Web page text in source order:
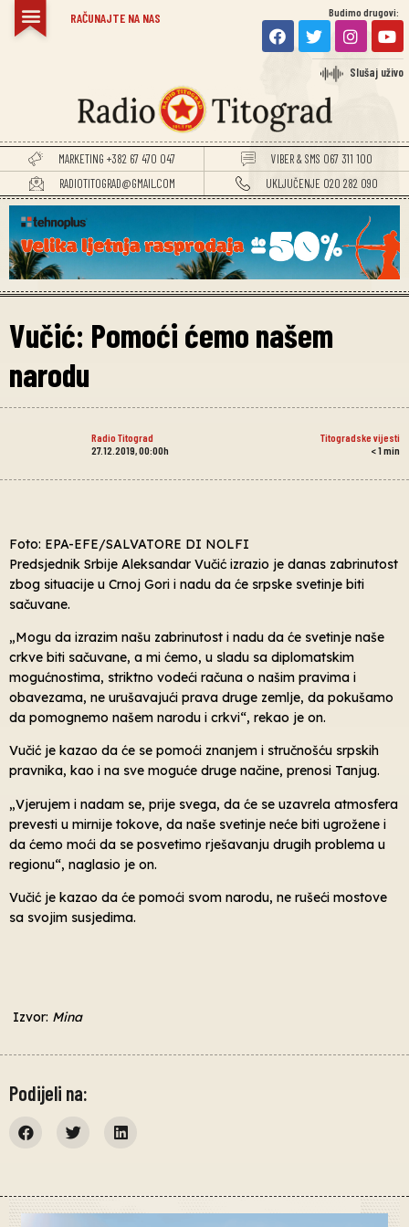
RAČUNAJTE NA NAS Budimo drugovi:
Slušaj uživo
MARKETING +382 67 470 047
VIBER & SMS 067 311 100
RADIOTITOGRAD@GMAIL.COM
UKLJUČENJE 020 282 090
Vučić: Pomoći ćemo našem
narodu
Radio Titograd
Titogradske vijesti
27.12.2019, 00:00h
< 1 min
Foto: EPA-EFE/SALVATORE DI NOLFI
Predsjednik Srbije Aleksandar Vučić izrazio je danas zabrinutost
zbog situacije u Crnoj Gori i nadu da će srpske svetinje biti
sačuvane.
„Mogu da izrazim našu zabrinutost i nadu da će svetinje naše
crkve biti sačuvane, a mi ćemo, u sladu sa diplomatskim
mogućnostima, striktno vodeći računa o našim pravima i
obavezama, ne urušavajući prava druge zemlje, da pokušamo
da pomognemo našem narodu i crkvi“, rekao je on.
Vučić je kazao da će se pomoći znanjem i stručnošću srpskih
pravnika, kao i na sve moguće druge načine, prenosi Tanjug.
„Vjerujem i nadam se, prije svega, da će se uzavrela atmosfera
prevesti u mirnije tokove, da naše svetinje neće biti ugrožene i
da ćemo moći da se posvetimo rješavanju drugih problema u
regionu“, naglasio je on.
Vučić je kazao da će pomoći svom narodu, ne rušeći mostove
sa svojim susjedima.
Izvor: Mina
Podijeli na: